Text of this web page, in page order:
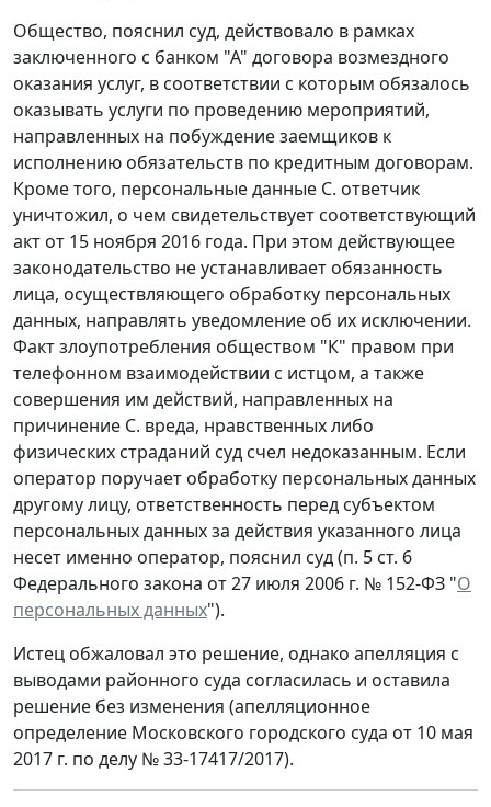
Общество, пояснил суд, действовало в рамках
заключенного с банком "А" договора возмездного
оказания услуг, в соответствии с которым обязалось
оказывать услуги по проведению мероприятий,
направленных на побуждение заемщиков к
исполнению обязательств по кредитным договорам.
Кроме того, персональные данные С. ответчик
уничтожил, о чем свидетельствует соответствующий
акт от 15 ноября 2016 года. При этом действующее
законодательство не устанавливает обязанность
лица, осуществляющего обработку персональных
данных, направлять уведомление об их исключении.
Факт злоупотребления обществом "К" правом при
телефонном взаимодействии с истцом, а также
совершения им действий, направленных на
причинение С. вреда, нравственных либо
физических страданий суд счел недоказанным. Если
оператор поручает обработку персональных данных
другому лицу, ответственность перед субъектом
персональных данных за действия указанного лица
несет именно оператор, пояснил суд (п. 5 ст. 6
Федерального закона от 27 июля 2006 г. № 152-ФЗ "О
персональных данных").
Истец обжаловал это решение, однако апелляция с
выводами районного суда согласилась и оставила
решение без изменения (апелляционное
определение Московского городского суда от 10 мая
2017 г. по делу № 33-17417/2017).